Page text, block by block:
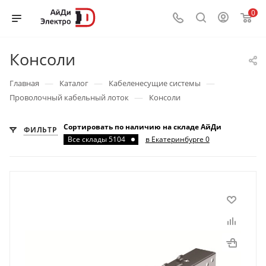
0
Консоли
Главная — Каталог — Кабеленесущие системы —
Проволочный кабельный лоток — Консоли
ФИЛЬТР
Сортировать по наличию на складе АйДи
Все склады 5104
в Екатеринбурге 0